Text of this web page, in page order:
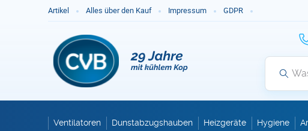
Artikel Alles über den Kauf Impressum GDPR
Ventilatoren Dunstabzugshauben Heizgeräte Hygiene